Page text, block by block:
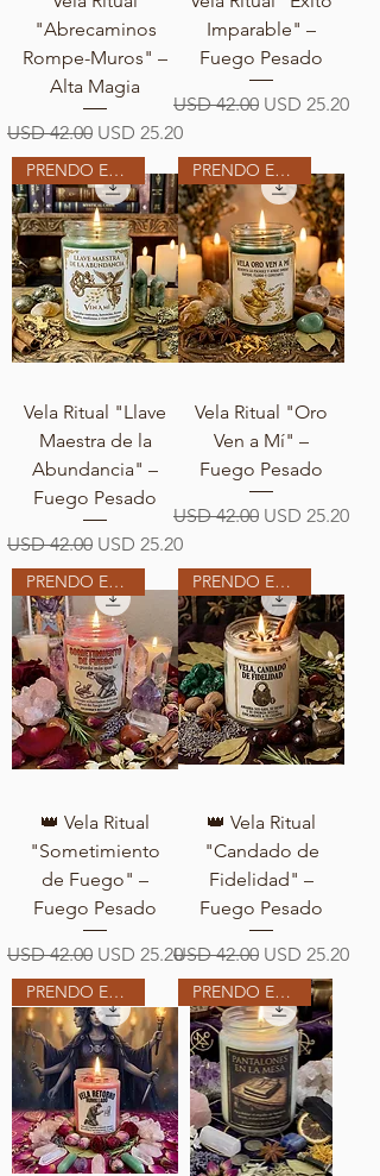
"Abrecaminos
Rompe-Muros" –
Alta Magia
Precio
USD 42.00 Precio de oferta
USD 25.20
Imparable" –
Fuego Pesado
Precio
USD 42.00 Precio de
USD 25.20
PRENDO EN MI ALTAR
Vela Ritual "Llave
Maestra de la
Abundancia" –
Fuego Pesado
Precio
USD 42.00 Precio de oferta
USD 25.20
PRENDO EN MI ALTAR
Vela Ritual "Oro
Ven a Mí" –
Fuego Pesado
Precio
USD 42.00 Precio de
USD 25.20
PRENDO EN MI ALTAR
👑 Vela Ritual
"Sometimiento
de Fuego" –
Fuego Pesado
Precio
USD 42.00 Precio de oferta
USD 25.20
PRENDO EN MI ALTAR
👑 Vela Ritual
"Candado de
Fidelidad" –
Fuego Pesado
Precio
USD 42.00 Precio de
USD 25.20
PRENDO EN MI ALTAR PRENDO EN MI ALTAR